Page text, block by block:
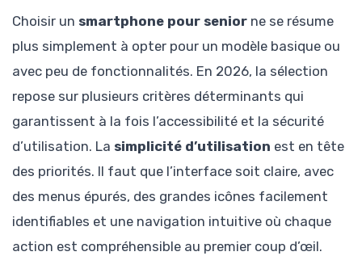
Choisir un smartphone pour senior ne se résume
plus simplement à opter pour un modèle basique ou
avec peu de fonctionnalités. En 2026, la sélection
repose sur plusieurs critères déterminants qui
garantissent à la fois l’accessibilité et la sécurité
d’utilisation. La simplicité d’utilisation est en tête
des priorités. Il faut que l’interface soit claire, avec
des menus épurés, des grandes icônes facilement
identifiables et une navigation intuitive où chaque
action est compréhensible au premier coup d’œil.